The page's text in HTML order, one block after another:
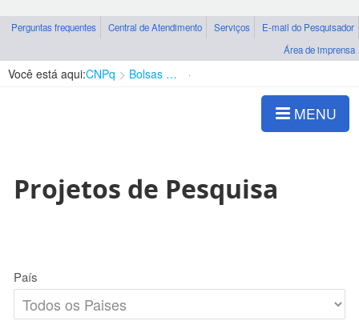
Perguntas frequentes Central de Atendimento Serviços
E-mail do Pesquisador
Área de imprensa
Você está aqui:CNPq Bolsas e Auxílios Vigentes
MENU
Projetos de Pesquisa
País